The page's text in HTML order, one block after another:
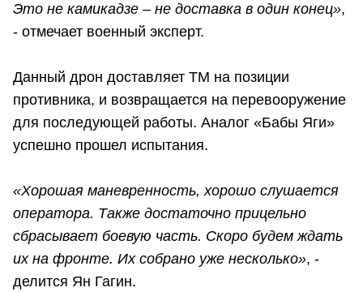
Это не камикадзе – не доставка в один конец»,
- отмечает военный эксперт.
Данный дрон доставляет ТМ на позиции
противника, и возвращается на перевооружение
для последующей работы. Аналог «Бабы Яги»
успешно прошел испытания.
«Хорошая маневренность, хорошо слушается
оператора. Также достаточно прицельно
сбрасывает боевую часть. Скоро будем ждать
их на фронте. Их собрано уже несколько», -
делится Ян Гагин.